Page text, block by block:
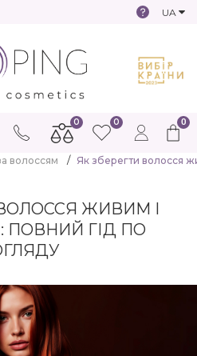
UA
0
0 0
волоссям Як зберегти волосся
ЖИВИМ І
ПОВНИЙ ГІД ПО